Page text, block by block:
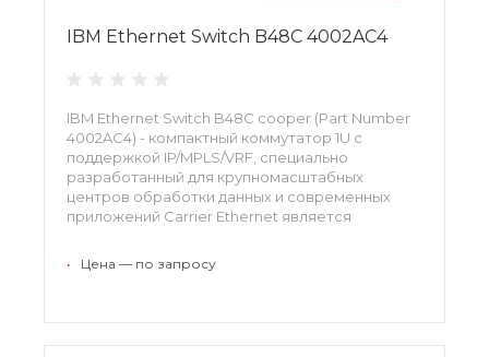
IBM Ethernet Switch B48C 4002AC4
IBM Ethernet Switch B48C cooper (Part Number
4002AC4) - компактный коммутатор 1U с
поддержкой IP/MPLS/VRF, специально
разработанный для крупномасштабных
центров обработки данных и современных
приложений Carrier Ethernet является
• Цена — по запросу